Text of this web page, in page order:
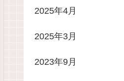
2025年4月
2025年3月
2023年9月